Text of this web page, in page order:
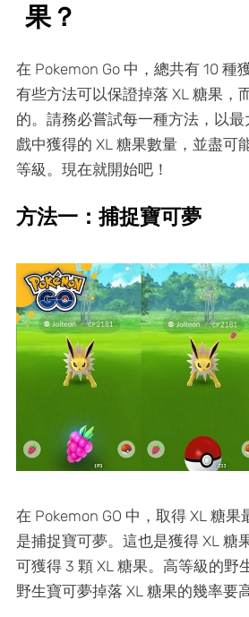
果？
在 Pokemon Go 中，總共有 10 種
有些方法可以保證掉落 XL 糖果，
的。請務必嘗試每一種方法，以
戲中獲得的 XL 糖果數量，並盡可
等級。現在就開始吧！
方法一：捕捉寶可夢
在 Pokemon GO 中，取得 XL 糖
是捕捉寶可夢。這也是獲得 XL 糖
可獲得 3 顆 XL 糖果。高等級的野
野生寶可夢掉落 XL 糖果的幾率要